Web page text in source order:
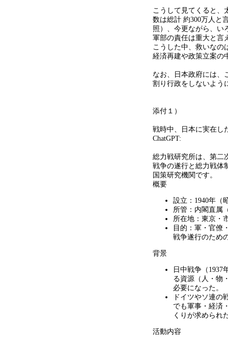
こうして見てくると、
数は総計 約300万人と
照）、今更ながら、い
軍部の責任は重大と言
こうした中、救いなの
経済再建や政策立案の
なお、日本政府には、
割り行政をしないよう
添付１）
戦時中、日本に実在し
ChatGPT:
総力戦研究所は、第二
戦争の遂行と総力戦体
国策研究機関です。
概要
設立： 1940年（
所管：内閣直属
所在地：東京・
目的：軍・官僚
戦争遂行のため
背景
日中戦争（ 1937
る資源（人・物
必要になった。
ドイツやソ連の
でも軍事・経済
くりが求められ
活動内容